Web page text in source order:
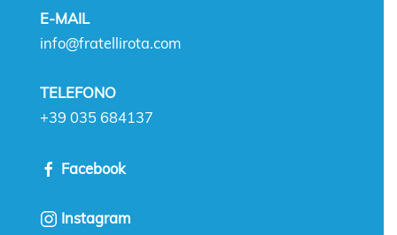
E-MAIL
info@fratellirota.com
TELEFONO
+39 035 684137
Facebook
Instagram